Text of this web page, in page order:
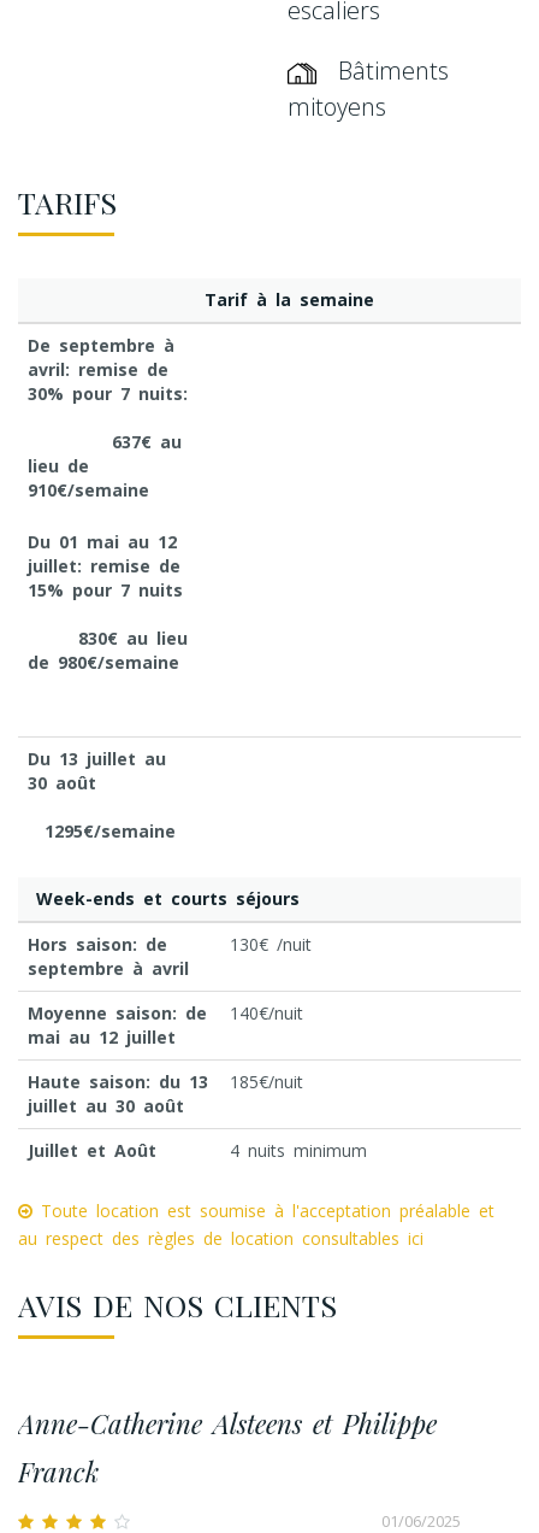
escaliers
Bâtiments
mitoyens
TARIFS
Tarif à la semaine
De septembre à
avril: remise de
30% pour 7 nuits:
637€ au
lieu de
910€/semaine
Du 01 mai au 12
juillet: remise de
15% pour 7 nuits
830€ au lieu
de 980€/semaine
Du 13 juillet au
30 août
1295€/semaine
Week-ends et courts séjours
Hors saison: de
septembre à avril
130€ /nuit
Moyenne saison: de
mai au 12 juillet
140€/nuit
Haute saison: du 13
juillet au 30 août
185€/nuit
Juillet et Août 4 nuits minimum
Toute location est soumise à l'acceptation préalable et
au respect des règles de location consultables ici
AVIS DE NOS CLIENTS
Anne-Catherine Alsteens et Philippe
Franck
01/06/2025